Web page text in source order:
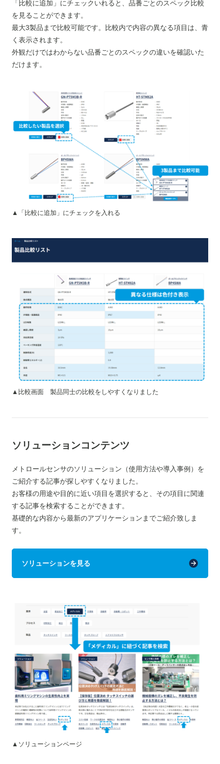
「比較に追加」にチェックいれると、品番ごとのスペック比較
を見ることができます。
最大3製品まで比較可能です。比較内で内容の異なる項目は、青
く表示されます。
外観だけではわからない品番ごとのスペックの違いを確認いた
だけます。
▲「比較に追加」にチェックを入れる
▲比較画面 製品同士の比較をしやすくなりました
ソリューションコンテンツ
メトロールセンサのソリューション（使用方法や導入事例）を
ご紹介する記事が探しやすくなりました。
お客様の用途や目的に近い項目を選択すると、その項目に関連
する記事を検索することができます。
基礎的な内容から最新のアプリケーションまでご紹介致しま
す。
ソリューションを見る
▲ソリューションページ